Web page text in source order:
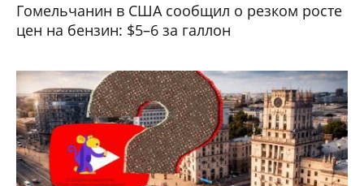
Гомельчанин в США сообщил о резком росте
цен на бензин: $5–6 за галлон